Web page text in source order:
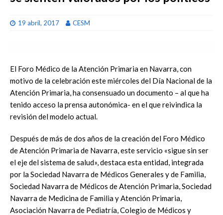
19 abril, 2017 CESM
El Foro Médico de la Atención Primaria en Navarra, con
motivo de la celebración este miércoles del Día Nacional de la
Atención Primaria, ha consensuado un documento – al que ha
tenido acceso la prensa autonómica- en el que reivindica la
revisión del modelo actual.
Después de más de dos años de la creación del Foro Médico
de Atención Primaria de Navarra, este servicio «sigue sin ser
el eje del sistema de salud», destaca esta entidad, integrada
por la Sociedad Navarra de Médicos Generales y de Familia,
Sociedad Navarra de Médicos de Atención Primaria, Sociedad
Navarra de Medicina de Familia y Atención Primaria,
Asociación Navarra de Pediatría, Colegio de Médicos y